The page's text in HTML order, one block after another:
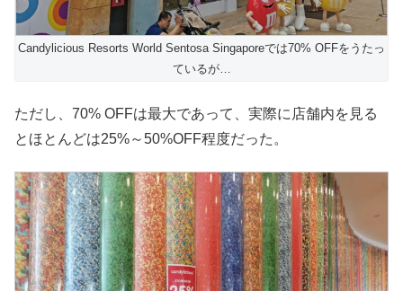
Candylicious Resorts World Sentosa Singaporeでは70% OFFをうたっ
ているが…
ただし、70% OFFは最大であって、実際に店舗内を見る
とほとんどは25%～50%OFF程度だった。